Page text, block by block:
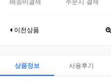
배송비결제
주문시 결제
이전상품
상품정보 사용후기